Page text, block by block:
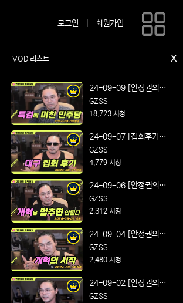
로그인 회원가입
VOD 리스트 x
24-09-09 [안정권의 썰
방] 연설왕의 매운맛 정
치 시사 및 노가리 방송
당
GZSS
18,723 시청
24-09-07 [집회후기방
송] 박정희 대통령 동상
건립 찬성! 대구 동성로
GZSS
4,779 시청
24-09-06 [안정권의 썰
방] 연설왕의 매운맛 정
치 시사 및 노가리 방송
된다
GZSS
2,312 시청
24-09-04 [안정권의 썰
방] 연설왕의 매운맛 정
치 시사 및 노가리 방송
GZSS
2,480 시청
24-09-02 [안정권의 썰
방] 연설왕의 매운맛 정
GZSS